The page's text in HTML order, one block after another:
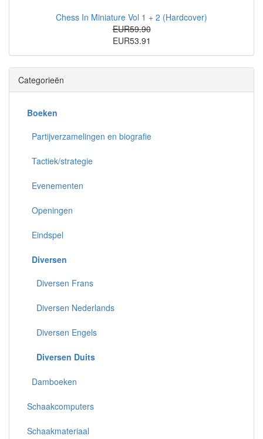
Chess In Miniature Vol 1 + 2 (Hardcover)
EUR59.90
EUR53.91
Categorieën
Boeken
Partijverzamelingen en biografie
Tactiek/strategie
Evenementen
Openingen
Eindspel
Diversen
Diversen Frans
Diversen Nederlands
Diversen Engels
Diversen Duits
Damboeken
Schaakcomputers
Schaakmateriaal